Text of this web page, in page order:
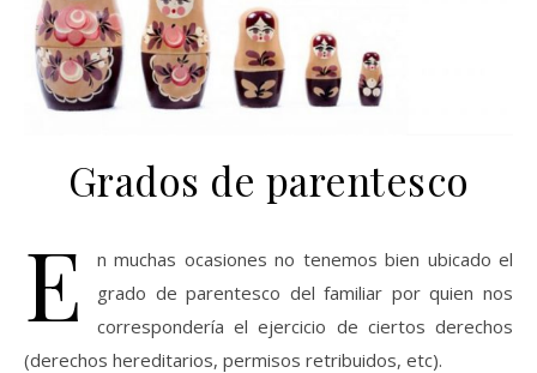
Grados de parentesco
E
n muchas ocasiones no tenemos bien ubicado el
grado de parentesco del familiar por quien nos
correspondería el ejercicio de ciertos derechos
(derechos hereditarios, permisos retribuidos, etc).